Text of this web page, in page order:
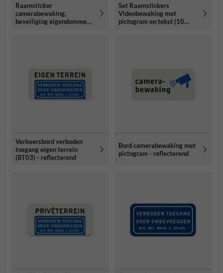
Raamsticker
camerabewaking,
beveiliging eigendommen -
Set Raamstickers
Videobewaking met
pictogram en tekst (10
Verkeersbord verboden
toegang eigen terrein
(BT03) - reflecterend
Bord camerabewaking met
pictogram - reflecterend